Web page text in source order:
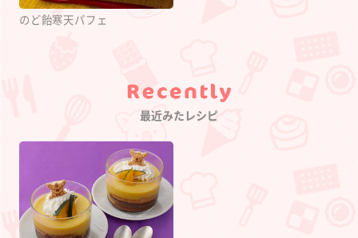
のど飴寒天パフェ
Category
最近みたレシピ